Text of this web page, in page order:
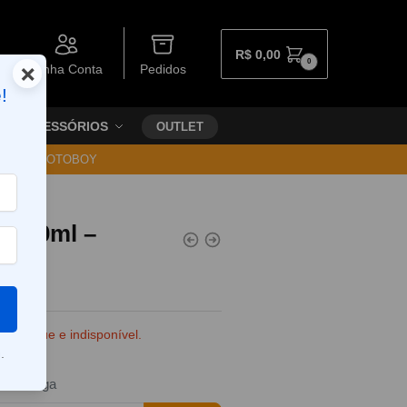
Minha Conta Pedidos
R$ 0,00 0
ACESSÓRIOS OUTLET
VIA MOTOBOY
100ml –
estoque e indisponível.
entrega
×